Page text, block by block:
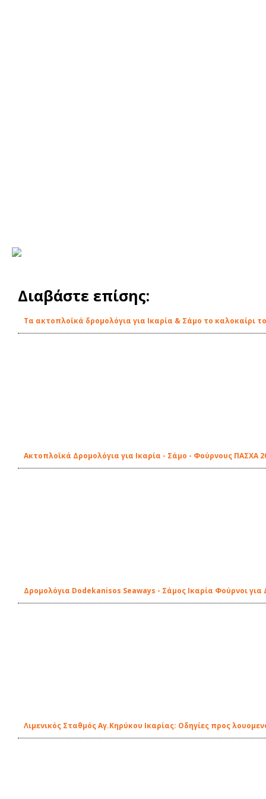
Διαβάστε επίσης:
Τα ακτοπλοϊκά δρομολόγια για Ικαρία & Σάμο το καλοκαίρι
Ακτοπλοϊκά Δρομολόγια για Ικαρία - Σάμο - Φούρνους ΠΑΣΧΑ
Δρομολόγια Dodekanisos Seaways - Σάμος Ικαρία Φούρνοι
Λιμενικός Σταθμός Αγ.Κηρύκου Ικαρίας: Οδηγίες προς